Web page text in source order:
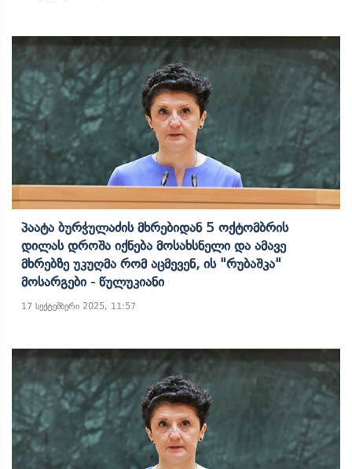
Პაატა Ბურჭულაძის Მხრებიდან 5 Ოქტომბრის
Დილას Დროშა Იქნება Მოსახსნელი Და Ამავე
Მხრებზე Უკუღმა Რომ Აცმევენ, Ის "რუბაშკა"
Მოსარგები - Წულუკიანი
17 სექტემბერი 2025, 11:57